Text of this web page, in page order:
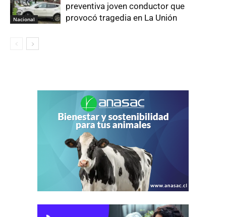
Nacional
preventiva joven conductor que
provocó tragedia en La Unión